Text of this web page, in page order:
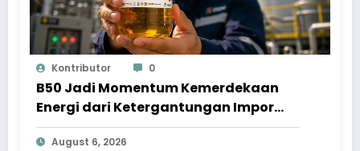
Kontributor 0
B50 Jadi Momentum Kemerdekaan
Energi dari Ketergantungan Impor
Minyak
August 6, 2026